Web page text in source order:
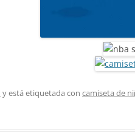
y está etiquetada con camiseta de